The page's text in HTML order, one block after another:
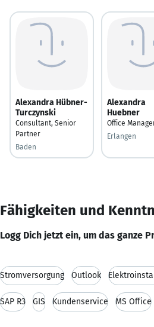
Alexandra Hübner-
Turczynski
Consultant, Senior
Partner
Baden
Alexandra
Huebner
Office
Erlangen
Fähigkeiten und
Logg Dich jetzt ein, um das ganze
Stromversorgung Outlook
SAP R3 GIS Kundenservice MS Office